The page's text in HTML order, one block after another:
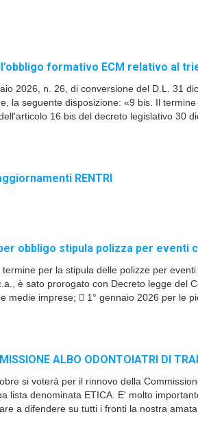
formativo ECM relativo al
2026, n. 26, di conversione del D.L. 31
la seguente disposizione: «9 bis. Il
16 bis del decreto legislativo 30
RENTRI
obbligo stipula polizza per eventi
per la stipula delle polizze per
è sato prorogato con Decreto legge del
medie imprese;  1° gennaio 2026 per le
ALBO ODONTOIATRI DI
si voterà per il rinnovo della
lista denominata ETICA. E' molto
a difendere su tutti i fronti la nostra